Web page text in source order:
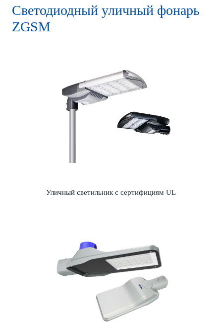
Светодиодный уличный фонарь
ZGSM
Уличный светильник с сертифициям UL